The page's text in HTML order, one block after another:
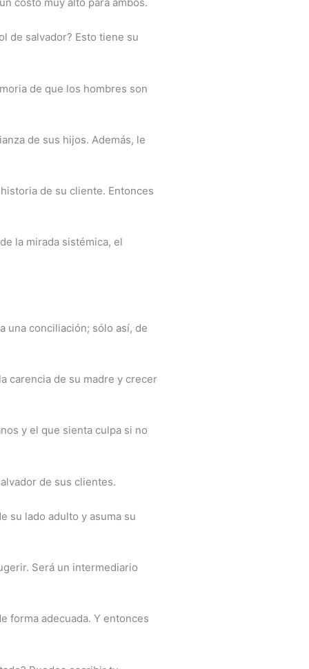
de salvador? Esto tiene su
de que los hombres son
de sus hijos. Además, le
de su cliente. Entonces
la mirada sistémica, el
una conciliación; sólo así, de
carencia de su madre y crecer
y el que sienta culpa si no
de sus clientes.
su lado adulto y asuma su
Será un intermediario
forma adecuada. Y entonces